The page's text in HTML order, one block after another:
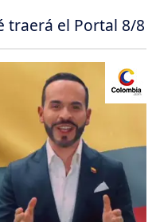
traerá el Portal 8/8